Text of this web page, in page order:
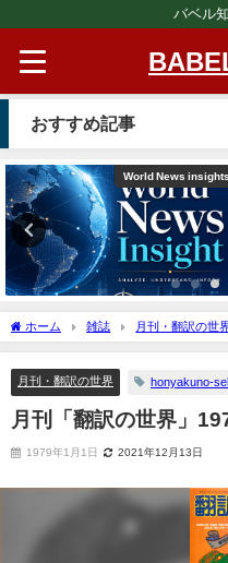
バベル
おすすめ記事
World News insights
ホーム 雑誌 月刊・翻訳の世
月刊・翻訳の世界 honyakuno-
月刊「翻訳の世界」
1979年1月1日 2021年12月13日